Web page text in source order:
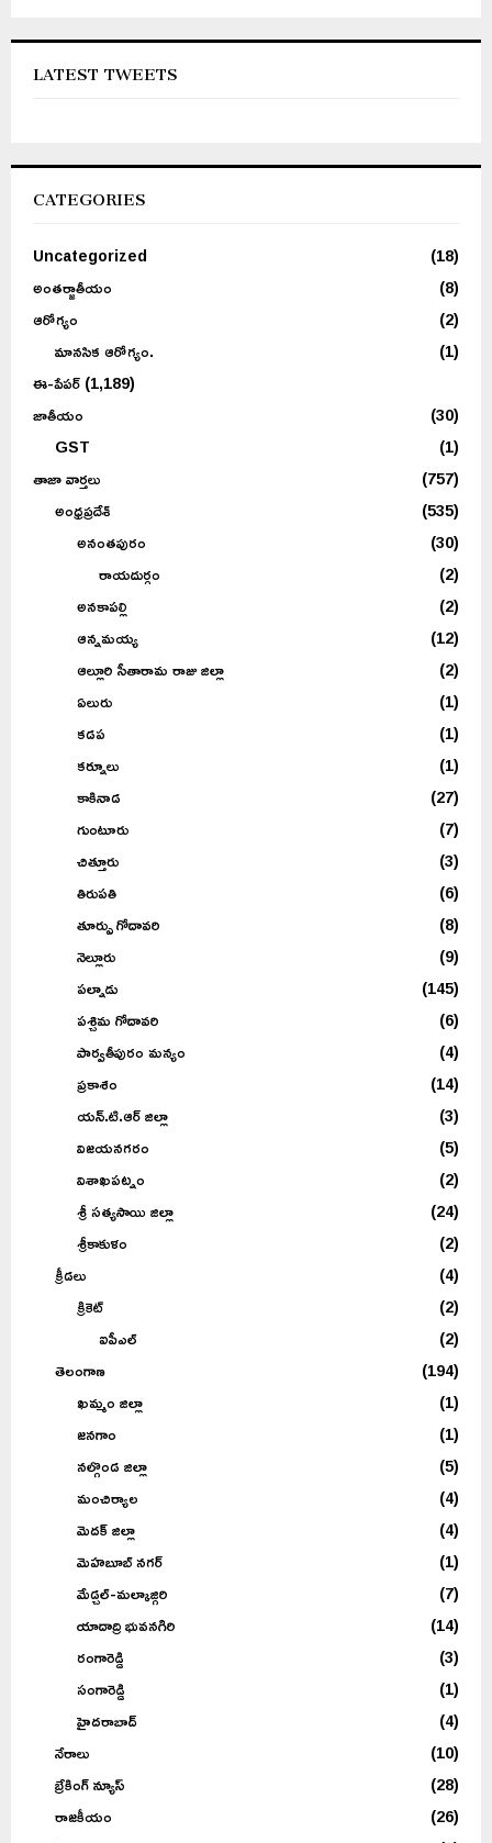
LATEST TWEETS
CATEGORIES
Uncategorized
(18)
అంతర్జాతీయం
(8)
ఆరోగ్యం
(2)
మానసిక ఆరోగ్యం.
(1)
ఈ-పేపర్(1,189)
జాతీయం
(30)
GST
(1)
తాజా వార్తలు
(757)
అంధ్రప్రదేశ్
(535)
అనంతపురం
(30)
రాయదుర్గం
(2)
అనకాపల్లి
(2)
ఆన్నమయ్య
(12)
ఆల్లూరి సీతారామ రాజు జిల్లా
(2)
ఏలురు
(1)
కడప
(1)
కర్నూలు
(1)
కాకినాడ
(27)
గుంటూరు
(7)
చిత్తూరు
(3)
తిరుపతి
(6)
తూర్పు గోదావరి
(8)
నెల్లూరు
(9)
పల్నాడు
(145)
పశ్చిమ గోదావరి
(6)
పార్వతీపురం మన్యం
(4)
ప్రకాశం
(14)
యన్.టి.ఆర్ జిల్లా
(3)
విజయనగరం
(5)
విశాఖపట్నం
(2)
శ్రీ సత్యసాయి జిల్లా
(24)
శ్రీకాకుళం
(2)
క్రీడలు
(4)
క్రికెట్
(2)
ఐపీఎల్
(2)
తెలంగాణ
(194)
ఖమ్మం జిల్లా
(1)
జనగాం
(1)
నల్గొండ జిల్లా
(5)
మంచిర్యాల
(4)
మెదక్ జిల్లా
(4)
మెహబూబ్ నగర్
(1)
మేడ్చల్-మల్కాజ్గిరి
(7)
యాదాద్రి భువనగిరి
(14)
రంగారెడ్డి
(3)
సంగారెడ్డి
(1)
హైదరాబాద్
(4)
నేరాలు
(10)
బ్రేకింగ్ న్యూస్
(28)
రాజకీయం
(26)